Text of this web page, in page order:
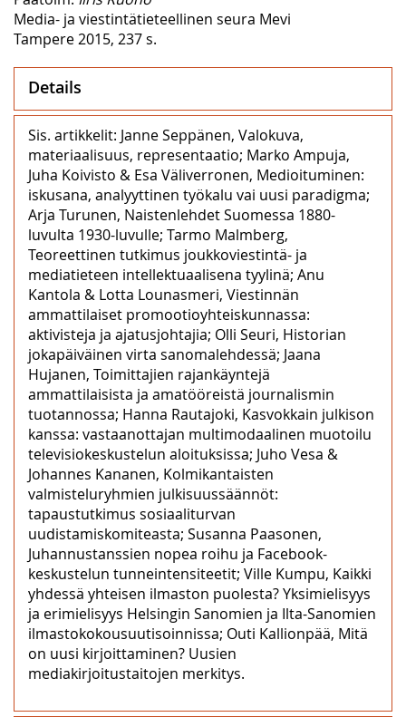
Media- ja viestintätieteellinen seura Mevi
Tampere 2015, 237 s.
Details
Sis. artikkelit: Janne Seppänen, Valokuva,
materiaalisuus, representaatio; Marko Ampuja,
Juha Koivisto & Esa Väliverronen, Medioituminen:
iskusana, analyyttinen työkalu vai uusi paradigma;
Arja Turunen, Naistenlehdet Suomessa 1880-
luvulta 1930-luvulle; Tarmo Malmberg,
Teoreettinen tutkimus joukkoviestintä- ja
mediatieteen intellektuaalisena tyylinä; Anu
Kantola & Lotta Lounasmeri, Viestinnän
ammattilaiset promootioyhteiskunnassa:
aktivisteja ja ajatusjohtajia; Olli Seuri, Historian
jokapäiväinen virta sanomalehdessä; Jaana
Hujanen, Toimittajien rajankäyntejä
ammattilaisista ja amatööreistä journalismin
tuotannossa; Hanna Rautajoki, Kasvokkain julkison
kanssa: vastaanottajan multimodaalinen muotoilu
televisiokeskustelun aloituksissa; Juho Vesa &
Johannes Kananen, Kolmikantaisten
valmisteluryhmien julkisuussäännöt:
tapaustutkimus sosiaaliturvan
uudistamiskomiteasta; Susanna Paasonen,
Juhannustanssien nopea roihu ja Facebook-
keskustelun tunneintensiteetit; Ville Kumpu, Kaikki
yhdessä yhteisen ilmaston puolesta? Yksimielisyys
ja erimielisyys Helsingin Sanomien ja Ilta-Sanomien
ilmastokokousuutisoinnissa; Outi Kallionpää, Mitä
on uusi kirjoittaminen? Uusien
mediakirjoitustaitojen merkitys.